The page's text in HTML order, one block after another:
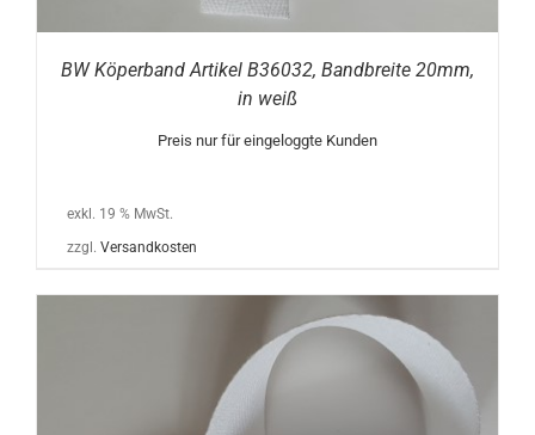
BW Köperband Artikel B36032, Bandbreite 20mm,
in weiß
Preis nur für eingeloggte Kunden
exkl. 19 % MwSt.
zzgl. Versandkosten